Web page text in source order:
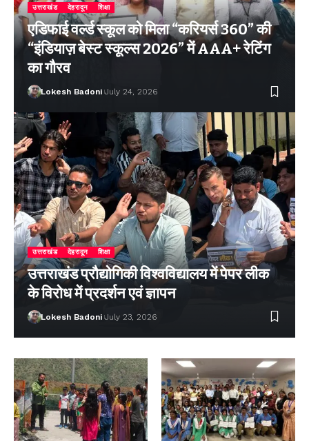
उत्तराखंड देहरादून शिक्षा
एडिफाई वर्ल्ड स्कूल को मिला “करियर्स 360” की
“इंडियाज़ बेस्ट स्कूल्स 2026” में AAA+ रेटिंग
का गौरव
Lokesh Badoni July 24, 2026
उत्तराखंड देहरादून शिक्षा
उत्तराखंड प्रौद्योगिकी विश्वविद्यालय में पेपर लीक
के विरोध में प्रदर्शन एवं ज्ञापन
Lokesh Badoni July 23, 2026